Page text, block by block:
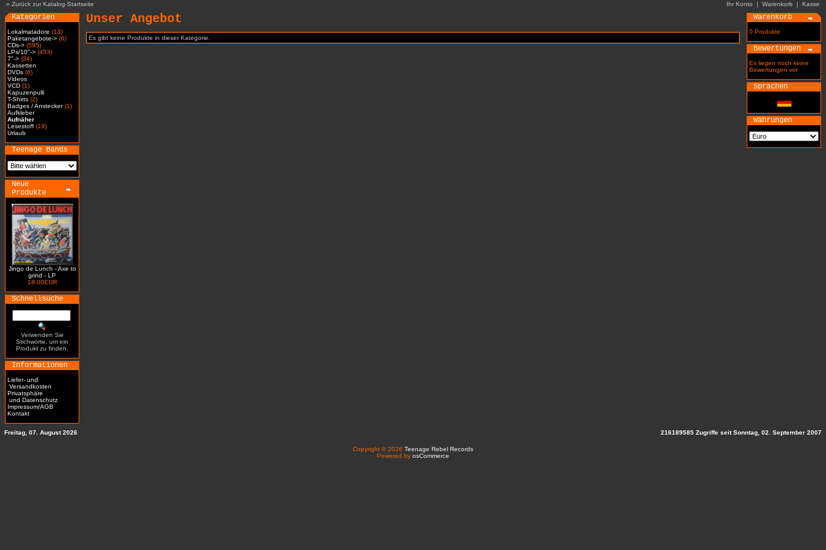
» Zurück zur Katalog-Startseite Ihr Konto | Warenkorb | Kasse
Kategorien
Lokalmatadore (13)
Paketangebote-> (6)
CDs-> (595)
LPs/10"-> (453)
7"-> (34)
Kassetten
DVDs (6)
Videos
VCD (1)
Kapuzenpulli
T-Shirts (2)
Badges / Anstecker(1)
Aufkleber
Aufnäher
Lesestoff (19)
Urlaub
Teenage Bands
Neue
Produkte
Jingo de Lunch - Axe to
grind - LP
18.00EUR
Schnellsuche
Verwenden Sie
Stichworte, um ein
Produkt zu finden.
Informationen
Liefer- und
Versandkosten
Privatsphäre
und Datenschutz
Impressum/AGB
Kontakt
Unser Angebot
Es gibt keine Produkte in dieser Kategorie.
Warenkorb
0 Produkte
Bewertungen
Es liegen noch keine
Bewertungen vor
Sprachen
Währungen
Freitag, 07. August 2026 216189585 Zugriffe seit Sonntag, 02. September 2007
Copyright © 2026 Teenage Rebel Records
Powered by osCommerce